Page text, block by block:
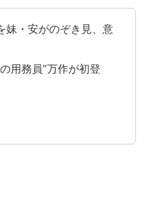
・安がのぞき見、意
用務員”万作が初登